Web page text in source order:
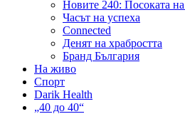
Новите 240: Посоката
Часът на успеха
Connected
Денят на храбростта
Бранд България
На живо
Спорт
Darik Health
„40 до 40“